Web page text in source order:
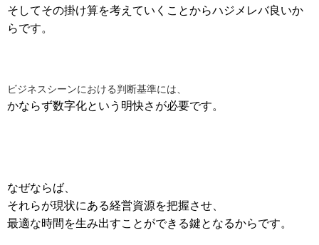
そしてその掛け算を考えていくことからハジメレバ良いか
らです。
ビジネスシーンにおける判断基準には、
かならず数字化という明快さが必要です。
なぜならば、
それらが現状にある経営資源を把握させ、
最適な時間を生み出すことができる鍵となるからです。